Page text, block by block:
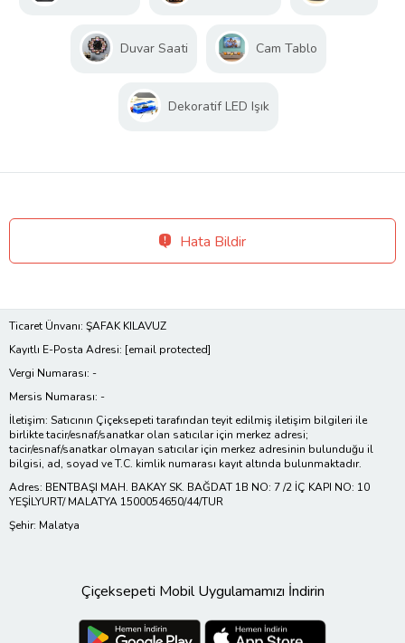
Duvar Saati Cam Tablo
Dekoratif LED Işık
Hata Bildir
Ticaret Ünvanı: ŞAFAK KILAVUZ
Kayıtlı E-Posta Adresi: [email protected]
Vergi Numarası: -
Mersis Numarası: -
İletişim: Satıcının Çiçeksepeti tarafından teyit edilmiş iletişim bilgileri ile
birlikte tacir/esnaf/sanatkar olan satıcılar için merkez adresi;
tacir/esnaf/sanatkar olmayan satıcılar için merkez adresinin bulunduğu il
bilgisi, ad, soyad ve T.C. kimlik numarası kayıt altında bulunmaktadır.
Adres: BENTBAŞI MAH. BAKAY SK. BAĞDAT 1B NO: 7 /2 İÇ KAPI NO: 10
YEŞİLYURT/ MALATYA 1500054650/44/TUR
Şehir: Malatya
Çiçeksepeti Mobil Uygulamamızı İndirin